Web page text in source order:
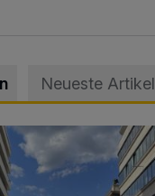
Neueste Artikel
Skandal